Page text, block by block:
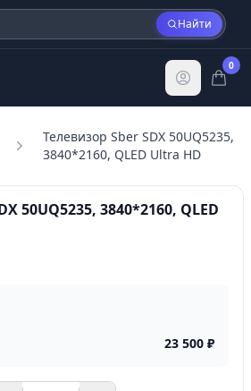
Найти
0
Телевизор Sber SDX 50UQ5235,
3840*2160, QLED Ultra HD
50UQ5235, 3840*2160, QLED
23 500 ₽